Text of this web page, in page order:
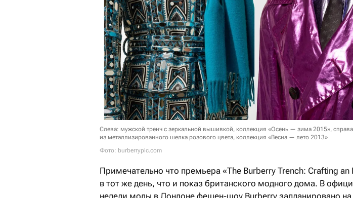
Слева: мужской тренч с зеркальной вышивкой, коллекция «Осень — зима 2015»,
из металлизированного шелка розового цвета, коллекция «Весна — лето 2013»
Фото: burberryplc.com
Примечательно что премьера «The Burberry Trench: Crafting an
в тот же день, что и показ британского модного дома. В